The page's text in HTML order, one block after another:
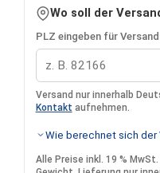
Wo soll der
PLZ eingeben für
Versand nur innerhalb
Kontakt aufnehmen.
Wie berechnet sich der
Alle Preise inkl. 19 %